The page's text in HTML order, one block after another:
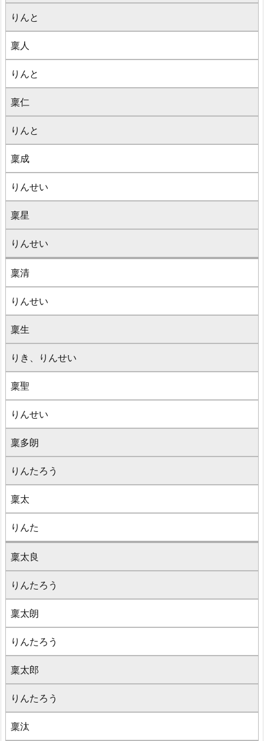
りんと
稟人
りんと
稟仁
りんと
稟成
りんせい
稟星
りんせい
稟清
りんせい
稟生
りき、りんせい
稟聖
りんせい
稟多朗
りんたろう
稟太
りんた
稟太良
りんたろう
稟太朗
りんたろう
稟太郎
りんたろう
稟汰